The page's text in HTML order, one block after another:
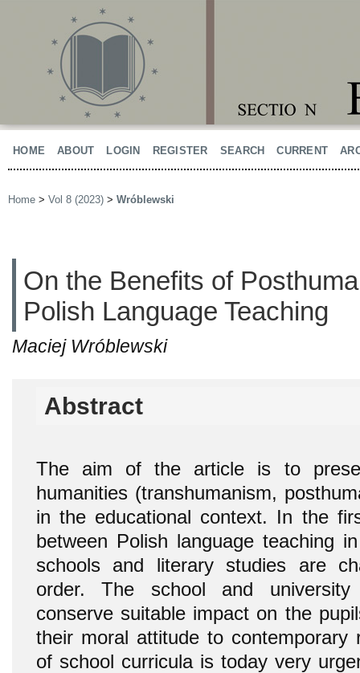
HOME ABOUT LOGIN REGISTER SEARCH CURRENT
Home > Vol 8 (2023) > Wróblewski
On the Benefits of
Polish Language Teaching
Maciej Wróblewski
Abstract
The aim of the article is to
humanities (transhumanism,
in the educational context. In the
between Polish language teaching
schools and literary studies are
order. The school and
conserve suitable impact on the
their moral attitude to contemporary
of school curricula is today very